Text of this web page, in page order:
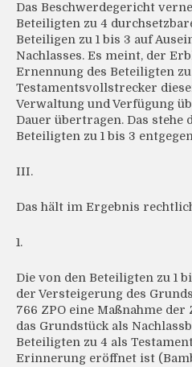
Das Beschwerdegericht
Beteiligten zu 4
Beteiligen zu 1 bis 3 auf
Nachlasses. Es meint, der
Ernennung des Beteiligten
Testamentsvollstrecker
Verwaltung und Verfügung
Dauer übertragen. Das stehe
Beteiligten zu 1 bis 3
III.
Das hält im Ergebnis
1.
Die von den Beteiligten zu 1
der Versteigerung des
766 ZPO eine Maßnahme
das Grundstück als
Beteiligten zu 4 als
Erinnerung eröffnet ist